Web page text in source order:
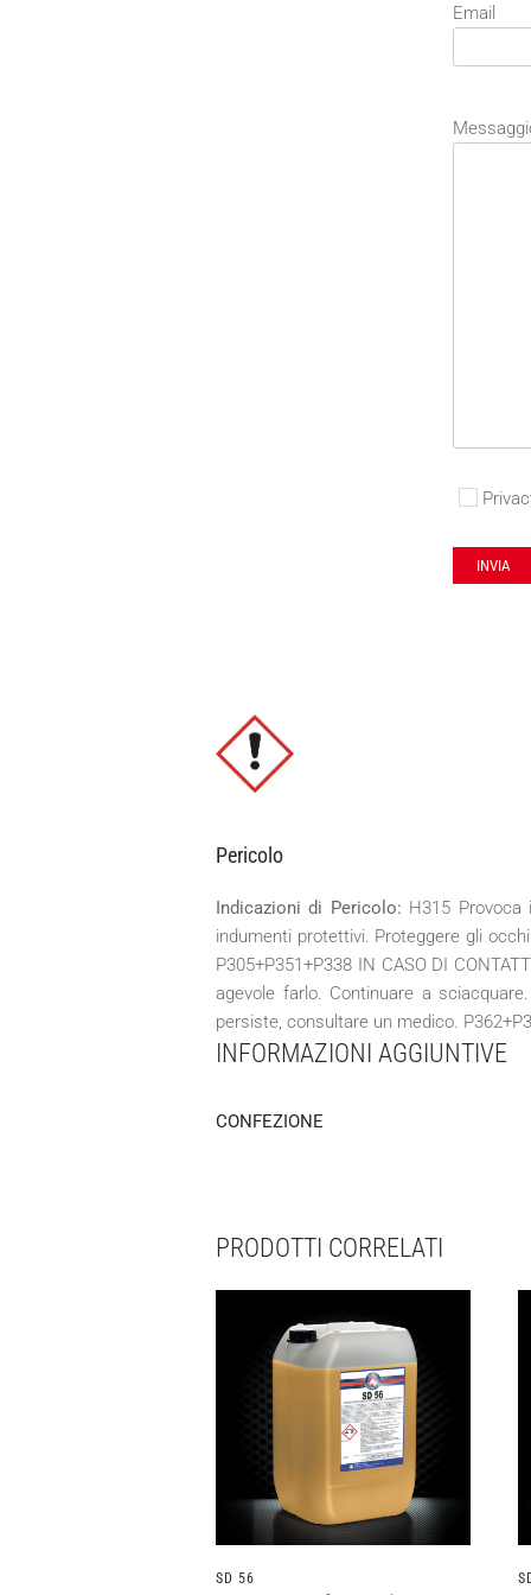
Email
Pericolo
Indicazioni di Pericolo: H315 Provoca
indumenti protettivi. Proteggere gli
P305+P351+P338 IN CASO DI
agevole farlo. Continuare a
persiste, consultare un medico.
INFORMAZIONI AGGIUNTIVE
CONFEZIONE
PRODOTTI CORRELATI
SD 56